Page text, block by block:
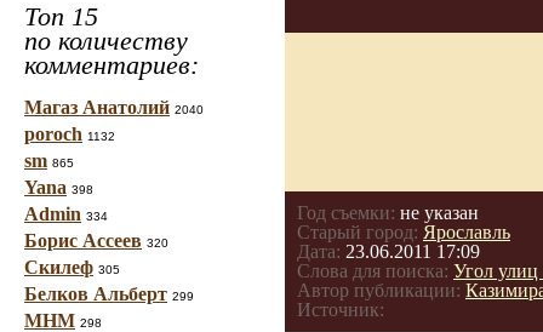
Топ 15
по количеству
комментариев:
Магаз Анатолий 2040
poroch 1132
sm 865
Yana 398
Admin 334
Борис Ассеев 320
Скилеф 305
Белков Альберт 299
МНМ 298
Год съемки: не указан
Старый город: Ярославль
Дата: 23.06.2011 17:09
Слова для поиска: Угол улиц
Автор публикации:
Источник: